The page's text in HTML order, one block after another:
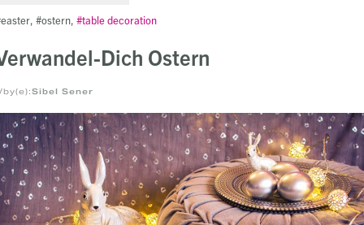
easter
ostern table decoration
Dich Ostern
Sibel Sener